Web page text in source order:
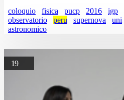
coloquio fisica pucp 2016 igp
observatorio
peru supernova uni
astronomico
19